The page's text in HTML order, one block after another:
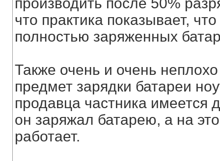
что практика показывает,
полностью заряженных
Также очень и очень
предмет зарядки батареи
продавца частника имеется
он заряжал батарею, а на
работает.